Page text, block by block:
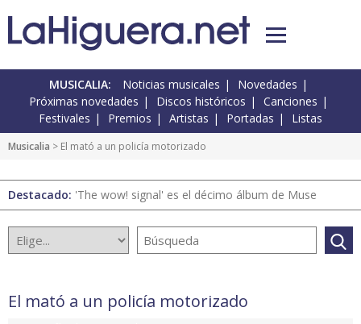
MUSICALIA: Noticias musicales
Novedades
Próximas novedades
Discos históricos
Canciones
Festivales
Premios Artistas Portadas Listas
Musicalia > El mató a un policía motorizado
Destacado: 'The wow! signal' es el décimo álbum de Muse
El mató a un policía motorizado